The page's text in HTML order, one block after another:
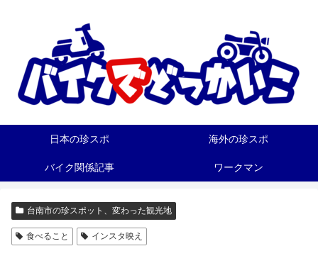
日本の珍スポ 海外の珍スポ
バイク関係記事 ワークマン
台南市の珍スポット、変わった観光地
食べること インスタ映え